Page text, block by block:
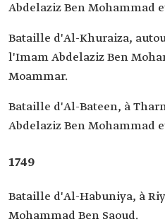
Abdelaziz Ben Mohammad
Bataille d'Al-Khuraiza,
l'Imam Abdelaziz Ben
Moammar.
Bataille d'Al-Bateen, à
Abdelaziz Ben Mohammad
1749
Bataille d'Al-Habuniya, à
Mohammad Ben Saoud.